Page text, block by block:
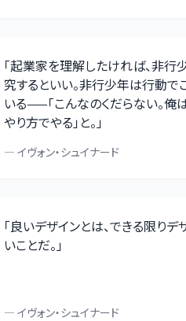
「起業家を理解したければ、非行
究するといい。非行少年は行動で
いる——「こんなのくだらない。俺
やり方でやる」と。」
—イヴォン・シュイナード
「良いデザインとは、できる限りデ
いことだ。」
—イヴォン・シュイナード